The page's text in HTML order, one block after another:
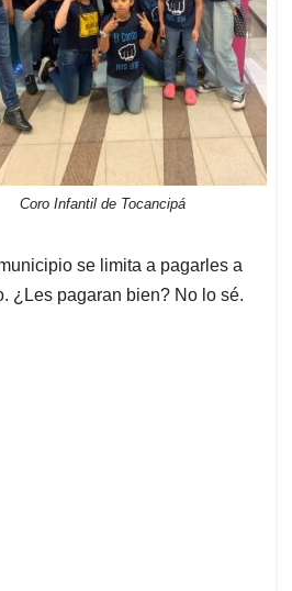
Coro Infantil de Tocancipá
se limita a pagarles a
¿Les pagaran bien? No lo sé.